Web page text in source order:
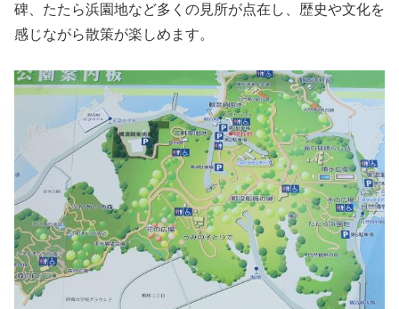
碑、たたら浜園地など多くの見所が点在し、歴史や文化を
感じながら散策が楽しめます。